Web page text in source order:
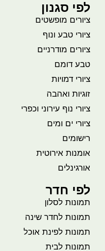
לפי סגנון
ציורים מופשטים
ציורי טבע ונוף
ציורים מודרניים
טבע דומם
ציורי דמויות
זוגיות ואהבה
ציורי נוף עירוני וכפרי
ציורי ים ומים
רישומים
אומנות אירוטית
אורגינלים
לפי חדר
תמונות לסלון
תמונות לחדר שינה
תמונות לפינת אוכל
תמונות לבית